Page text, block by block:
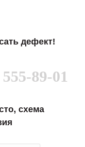
дефект!
89-01
схема